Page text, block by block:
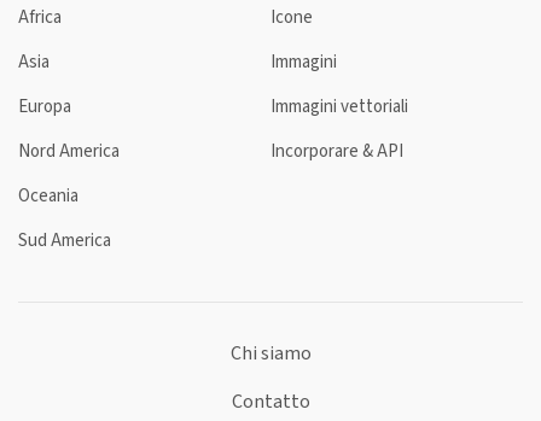
Africa
Asia
Europa
Nord America
Oceania
Sud America
Icone
Immagini
Immagini vettoriali
Incorporare & API
Chi siamo
Contatto